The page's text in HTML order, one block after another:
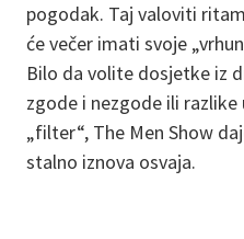
pogodak. Taj valoviti
će večer imati svoje
Bilo da volite dosjetke iz
zgode i nezgode ili
„filter“, The Men Show
stalno iznova osvaja.